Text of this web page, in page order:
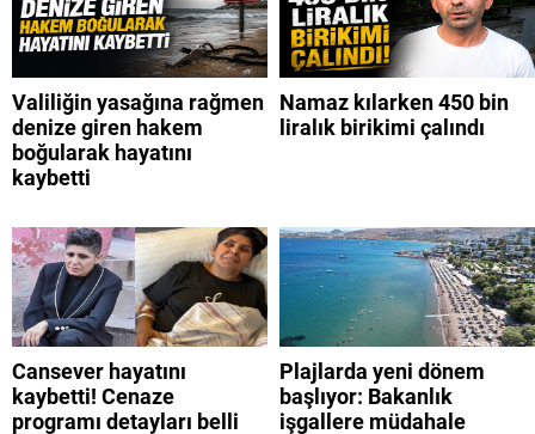
Valiliğin yasağına rağmen
denize giren hakem
boğularak hayatını
kaybetti
Namaz kılarken 450 bin
liralık birikimi çalındı
Cansever hayatını
kaybetti! Cenaze
programı detayları belli
Plajlarda yeni dönem
başlıyor: Bakanlık
işgallere müdahale